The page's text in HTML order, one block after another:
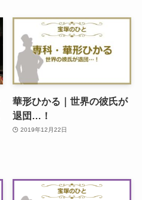
華形ひかる｜世界の彼氏が
退団…！
2019年12月22日